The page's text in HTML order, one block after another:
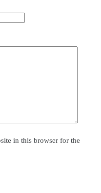
in this browser for the